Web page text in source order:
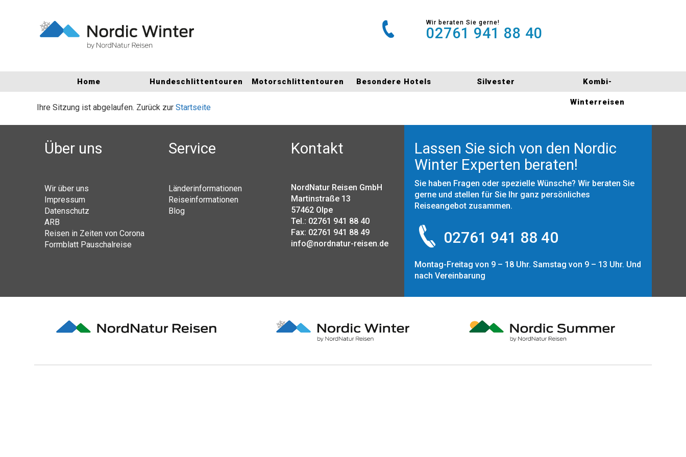
Wir beraten Sie gerne!
02761 941 88 40
Home Hundeschlittentouren Motorschlittentouren Besondere Hotels Silvester Kombi-
Winterreisen
Ihre Sitzung ist abgelaufen. Zurück zur Startseite
Über uns
Wir über uns
Impressum
Datenschutz
ARB
Reisen in Zeiten von Corona
Formblatt Pauschalreise
Service
Länderinformationen
Reiseinformationen
Blog
Kontakt
NordNatur Reisen GmbH
Martinstraße 13
57462 Olpe
Tel.: 02761 941 88 40
Fax: 02761 941 88 49
info@nordnatur-reisen.de
Lassen Sie sich von den Nordic
Winter Experten beraten!
Sie haben Fragen oder spezielle Wünsche? Wir beraten Sie
gerne und stellen für Sie Ihr ganz persönliches
Reiseangebot zusammen.
02761 941 88 40
Montag-Freitag von 9 – 18 Uhr. Samstag von 9 – 13 Uhr. Und
nach Vereinbarung